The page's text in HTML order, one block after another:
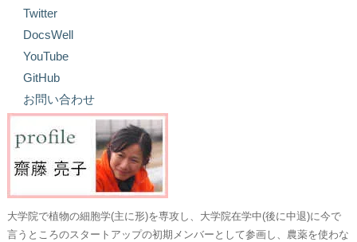
Twitter
DocsWell
YouTube
GitHub
お問い合わせ
大学院で植物の細胞学(主に形)を専攻し、大学院在学中(後に中退)に今で
言うところのスタートアップの初期メンバーとして参画し、農薬を使わな